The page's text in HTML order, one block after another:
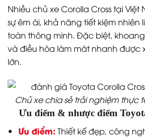
Nhiều chủ xe Corolla Cross tại
sự êm ái, khả năng tiết kiệm nhiên
toàn thông minh. Đặc biệt,
và điều hòa làm mát nhanh được
lớn.
Chủ xe chia sẻ trải nghiệm thực
Ưu điểm & nhược điểm
Ưu điểm: Thiết kế đẹp, công